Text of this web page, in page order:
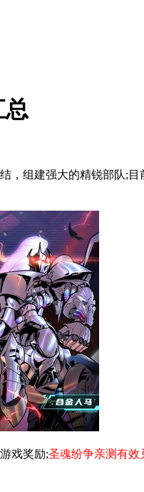
总
，组建强大的精锐部队;
戏奖励;圣魂纷争亲测有效